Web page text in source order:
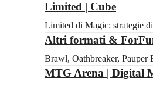
Limited | Cube
Limited di Magic: strategie
Altri formati &
Brawl, Oathbreaker,
MTG Arena | Digital